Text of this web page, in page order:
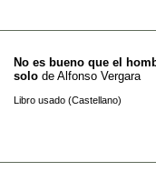
No es bueno que el
solo de Alfonso Vergara
Libro usado (Castellano)